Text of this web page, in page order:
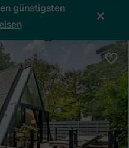
günstigsten